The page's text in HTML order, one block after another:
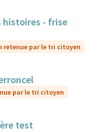
histoires - frise
retenue par le tri citoyen
par le tri citoyen
test